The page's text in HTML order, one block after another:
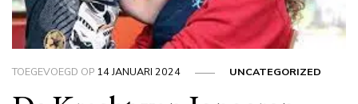
TOEGEVOEGD OP 14 JANUARI 2024 UNCATEGORIZED